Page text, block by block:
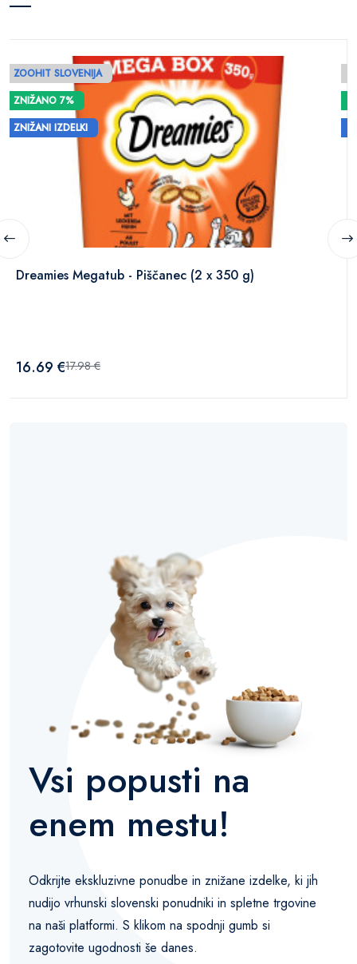
ZOOHIT SLOVENIJA
ZNIŽANO 7%
ZNIŽANI IZDELKI
Dreamies Megatub - Piščanec (2 x 350 g)
16.69 €17.98 €
Vsi popusti na
enem mestu!
Odkrijte ekskluzivne ponudbe in znižane izdelke, ki jih
nudijo vrhunski slovenski ponudniki in spletne trgovine
na naši platformi. S klikom na spodnji gumb si
zagotovite ugodnosti še danes.